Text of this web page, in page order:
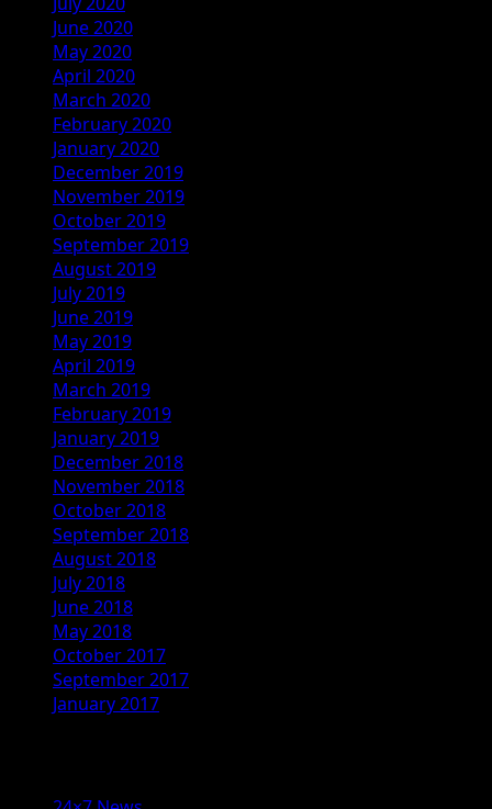
June 2020
May 2020
April 2020
March 2020
February 2020
January 2020
December 2019
November 2019
October 2019
September 2019
August 2019
July 2019
June 2019
May 2019
April 2019
March 2019
February 2019
January 2019
December 2018
November 2018
October 2018
September 2018
August 2018
July 2018
June 2018
May 2018
October 2017
September 2017
January 2017